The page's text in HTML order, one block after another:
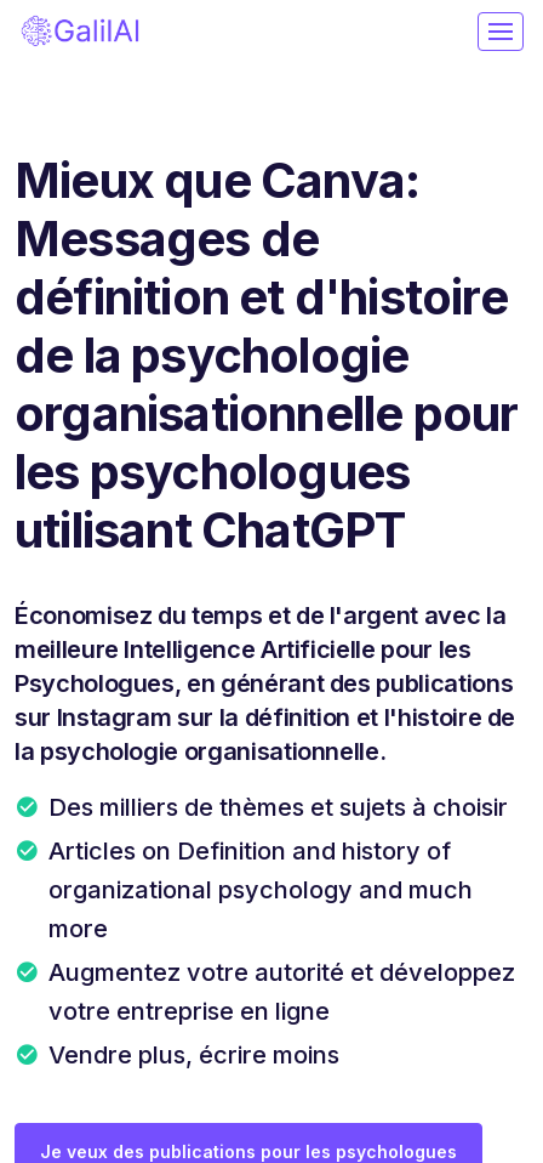
Mieux que Canva:
Messages de
définition et d'histoire
de la psychologie
organisationnelle pour
les psychologues
utilisant ChatGPT
Économisez du temps et de l'argent avec la
meilleure Intelligence Artificielle pour les
Psychologues, en générant des publications
sur Instagram sur la définition et l'histoire de
la psychologie organisationnelle.
Des milliers de thèmes et sujets à choisir
Articles on Definition and history of
organizational psychology and much
more
Augmentez votre autorité et développez
votre entreprise en ligne
Vendre plus, écrire moins
Je veux des publications pour les psychologues